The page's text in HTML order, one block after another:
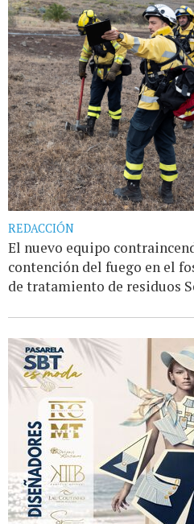
REDACCIÓN
El nuevo equipo
contención del fuego en el
de tratamiento de residuos